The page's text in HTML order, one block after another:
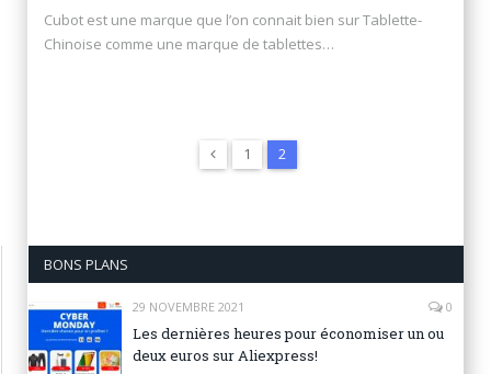
Cubot est une marque que l’on connait bien sur Tablette-
Chinoise comme une marque de tablettes…
Précédent
1 2
BONS PLANS
29 NOVEMBRE 2021 0
Les dernières heures pour économiser un ou
deux euros sur Aliexpress!